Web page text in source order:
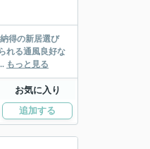
得の新居選び
れる通風良好な
もっと見る
お気に入り
追加する